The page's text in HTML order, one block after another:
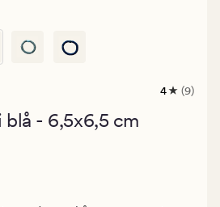
9
4 (9)
blå - 6,5x6,5 cm